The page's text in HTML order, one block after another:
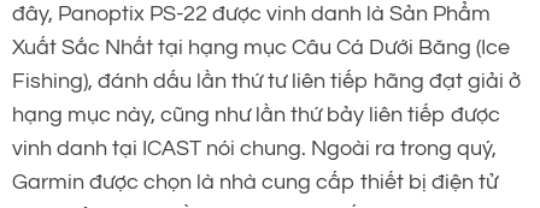
đây, Panoptix PS-22 được vinh danh là Sản Phẩm
Xuất Sắc Nhất tại hạng mục Câu Cá Dưới Băng (Ice
Fishing), đánh dấu lần thứ tư liên tiếp hãng đạt giải ở
hạng mục này, cũng như lần thứ bảy liên tiếp được
vinh danh tại ICAST nói chung. Ngoài ra trong quý,
Garmin được chọn là nhà cung cấp thiết bị điện tử